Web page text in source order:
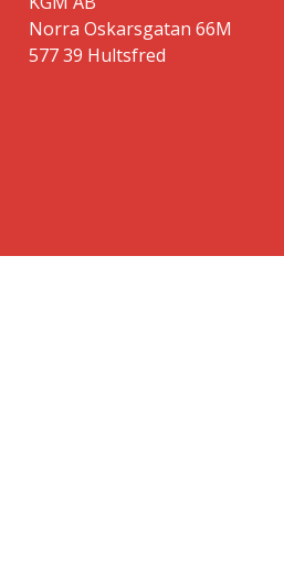
Norra Oskarsgatan 66M
577 39 Hultsfred